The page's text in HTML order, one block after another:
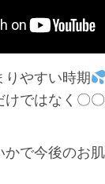
やすい時期
ではなく〇
で今後のお